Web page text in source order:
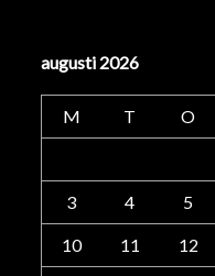
augusti 2026
M T O
3 4 5
10 11 12